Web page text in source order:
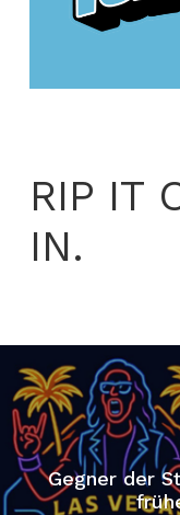
RIP IT
IN.
Gegner der